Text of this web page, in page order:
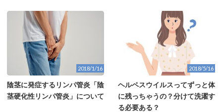
2018/1/16
陰茎に発症するリンパ管炎「陰
茎硬化性リンパ管炎」について
2018/5/16
ヘルペスウイルスってずっと体
に残っちゃうの？分けて洗濯す
る必要ある？